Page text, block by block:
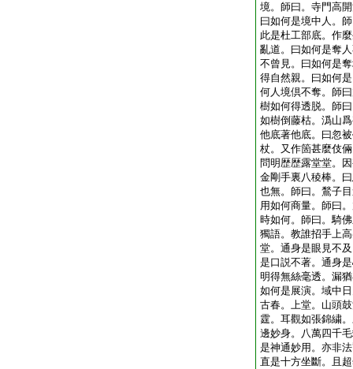
境。師曰。寺門高
曰如何是境中人。
此是杜工部底。作
亂道。曰如何是奪
不曾見。曰如何是
得自然親。曰如何
何人境倶不奪。師
樹如何得透脱。師
如樹倒藤枯。潙山
他底著他底。曰忽
杖。又作箇甚麼伎
問明歴歴露堂堂。
金剛手裏八稜棒。
也無。師曰。鶖子
用如何商量。師曰
時如何。師曰。騎
獨語。教誰招手上
堂。通身是眼見不
是口説不著。通身
明得無絲毫透。漏
如何是展演。域中
古春。上堂。山頭
霆。耳觀如張錦繍
邊妙身。八萬四千
是神通妙用。亦非
直是十方坐斷。且